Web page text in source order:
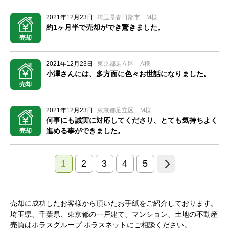
売却
2021年12月23日 埼玉県春日部市 M様
約1ヶ月半で売却ができ驚きました。
売却
2021年12月23日 東京都足立区 A様
小澤さんには、多方面に色々お世話になりました。
売却
2021年12月23日 東京都足立区 M様
何事にも誠実に対応してくださり、とても気持ちよく
進める事ができました。
1 2 3 4 5
売却に成功したお客様から頂いたお手紙をご紹介しております。
埼玉県、千葉県、東京都の一戸建て、マンション、土地の不動産
売買はポラスグループ ポラスネットにご相談ください。